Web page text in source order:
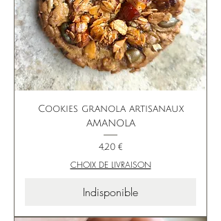
Cookies granola artisanaux
AMANOLA
Prix
4,20 €
CHOIX DE LIVRAISON
Indisponible